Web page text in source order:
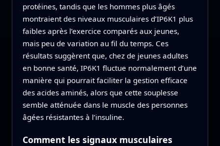
protéines, tandis que les hommes plus âgés
montraient des niveaux musculaires d’IP6K1 plus
faibles après l’exercice comparés aux jeunes,
mais peu de variation au fil du temps. Ces
résultats suggèrent que, chez de jeunes adultes
en bonne santé, IP6K1 fluctue normalement d’une
manière qui pourrait faciliter la gestion efficace
des acides aminés, alors que cette souplesse
semble atténuée dans le muscle des personnes
âgées résistantes à l’insuline.
Comment les signaux musculaires